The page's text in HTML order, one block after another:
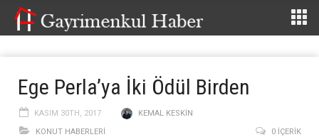
Ege Perla’ya İki Ödül Birden
KASIM 30TH, 2017
KEMAL KESKIN
KONUT HABERLERI
0 İÇERIK